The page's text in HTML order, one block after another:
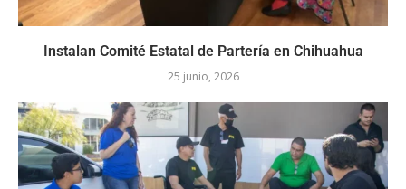
Instalan Comité Estatal de Partería en Chihuahua
25 junio, 2026